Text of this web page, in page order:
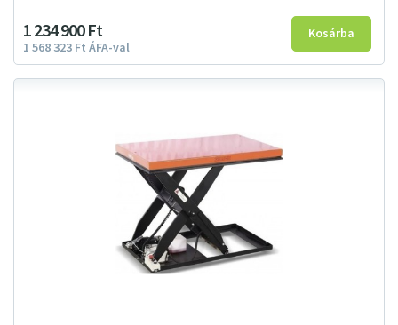
1234900Ft
1 568 323 Ft ÁFA-val